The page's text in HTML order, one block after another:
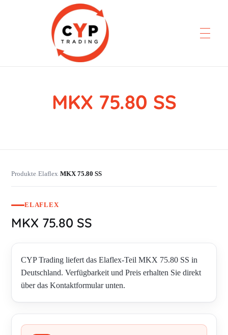
CYP Trading
Professionelle Ersatzteilbeschaffung
MKX 75.80 SS
Produkte›Elaflex›MKX 75.80 SS
ELAFLEX
MKX 75.80 SS
CYP Trading liefert das Elaflex-Teil MKX 75.80 SS in
Deutschland. Verfügbarkeit und Preis erhalten Sie direkt
über das Kontaktformular unten.